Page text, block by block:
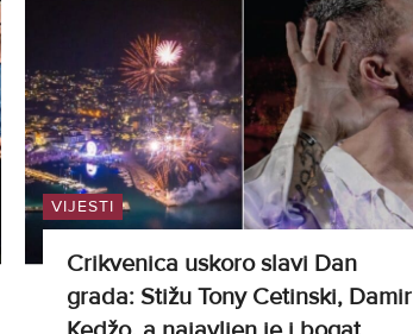
VIJESTI
Crikvenica uskoro slavi Dan
grada: Stižu Tony Cetinski, Damir